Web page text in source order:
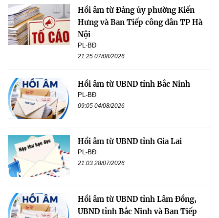
Hồi âm từ Đảng ủy phường Kiến
Hưng và Ban Tiếp công dân TP Hà
Nội
PL-BĐ
21:25 07/08/2026
Hồi âm từ UBND tỉnh Bắc Ninh
PL-BĐ
09:05 04/08/2026
Hồi âm từ UBND tỉnh Gia Lai
PL-BĐ
21:03 28/07/2026
Hồi âm từ UBND tỉnh Lâm Đồng,
UBND tỉnh Bắc Ninh và Ban Tiếp